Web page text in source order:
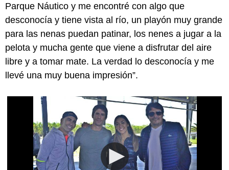
Parque Náutico y me encontré con algo que
desconocía y tiene vista al río, un playón muy grande
para las nenas puedan patinar, los nenes a jugar a la
pelota y mucha gente que viene a disfrutar del aire
libre y a tomar mate. La verdad lo desconocía y me
llevé una muy buena impresión”.